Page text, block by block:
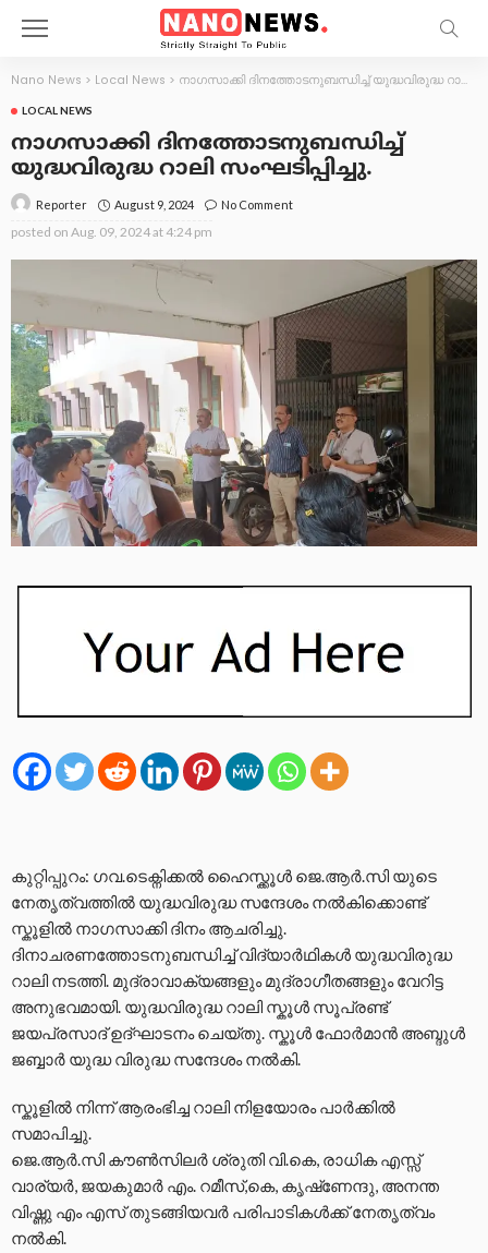
Nano News > Local News > നാഗസാക്കി ദിനത്തോടനുബന്ധിച്ച് യുദ്ധവിരുദ്ധ റാലി സംഘടിപ്പിച്ചു.
LOCAL NEWS
നാഗസാക്കി ദിനത്തോടനുബന്ധിച്ച്
യുദ്ധവിരുദ്ധ റാലി സംഘടിപ്പിച്ചു.
Reporter August 9, 2024 No Comment
posted on Aug. 09, 2024 at 4:24 pm
കുറ്റിപ്പുറം: ഗവ.ടെക്നിക്കൽ ഹൈസ്ക്കൂൾ ജെ.ആർ.സി യുടെ
നേതൃത്വത്തിൽ യുദ്ധവിരുദ്ധ സന്ദേശം നൽകിക്കൊണ്ട്
സ്കൂളിൽ നാഗസാക്കി ദിനം ആചരിച്ചു.
ദിനാചരണത്തോടനുബന്ധിച്ച് വിദ്യാർഥികൾ യുദ്ധവിരുദ്ധ
റാലി നടത്തി. മുദ്രാവാക്യങ്ങളും മുദ്രാഗീതങ്ങളും വേറിട്ട
അനുഭവമായി. യുദ്ധവിരുദ്ധ റാലി സ്കൂൾ സൂപ്രണ്ട്
ജയപ്രസാദ് ഉദ്ഘാടനം ചെയ്തു. സ്കൂൾ ഫോർമാൻ അബ്ദുൾ
ജബ്ബാർ യുദ്ധ വിരുദ്ധ സന്ദേശം നൽകി.
സ്കൂളിൽ നിന്ന് ആരംഭിച്ച റാലി നിളയോരം പാർക്കിൽ
സമാപിച്ചു.
ജെ.ആർ.സി കൗൺസിലർ ശ്രുതി വി.കെ, രാധിക എസ്സ്
വാര്യർ, ജയകുമാർ എം. റമീസ്,കെ, കൃഷ്‌ണേന്ദു, അനന്ത
വിഷ്ണു എം എസ് തുടങ്ങിയവർ പരിപാടികൾക്ക് നേതൃത്വം
നൽകി.